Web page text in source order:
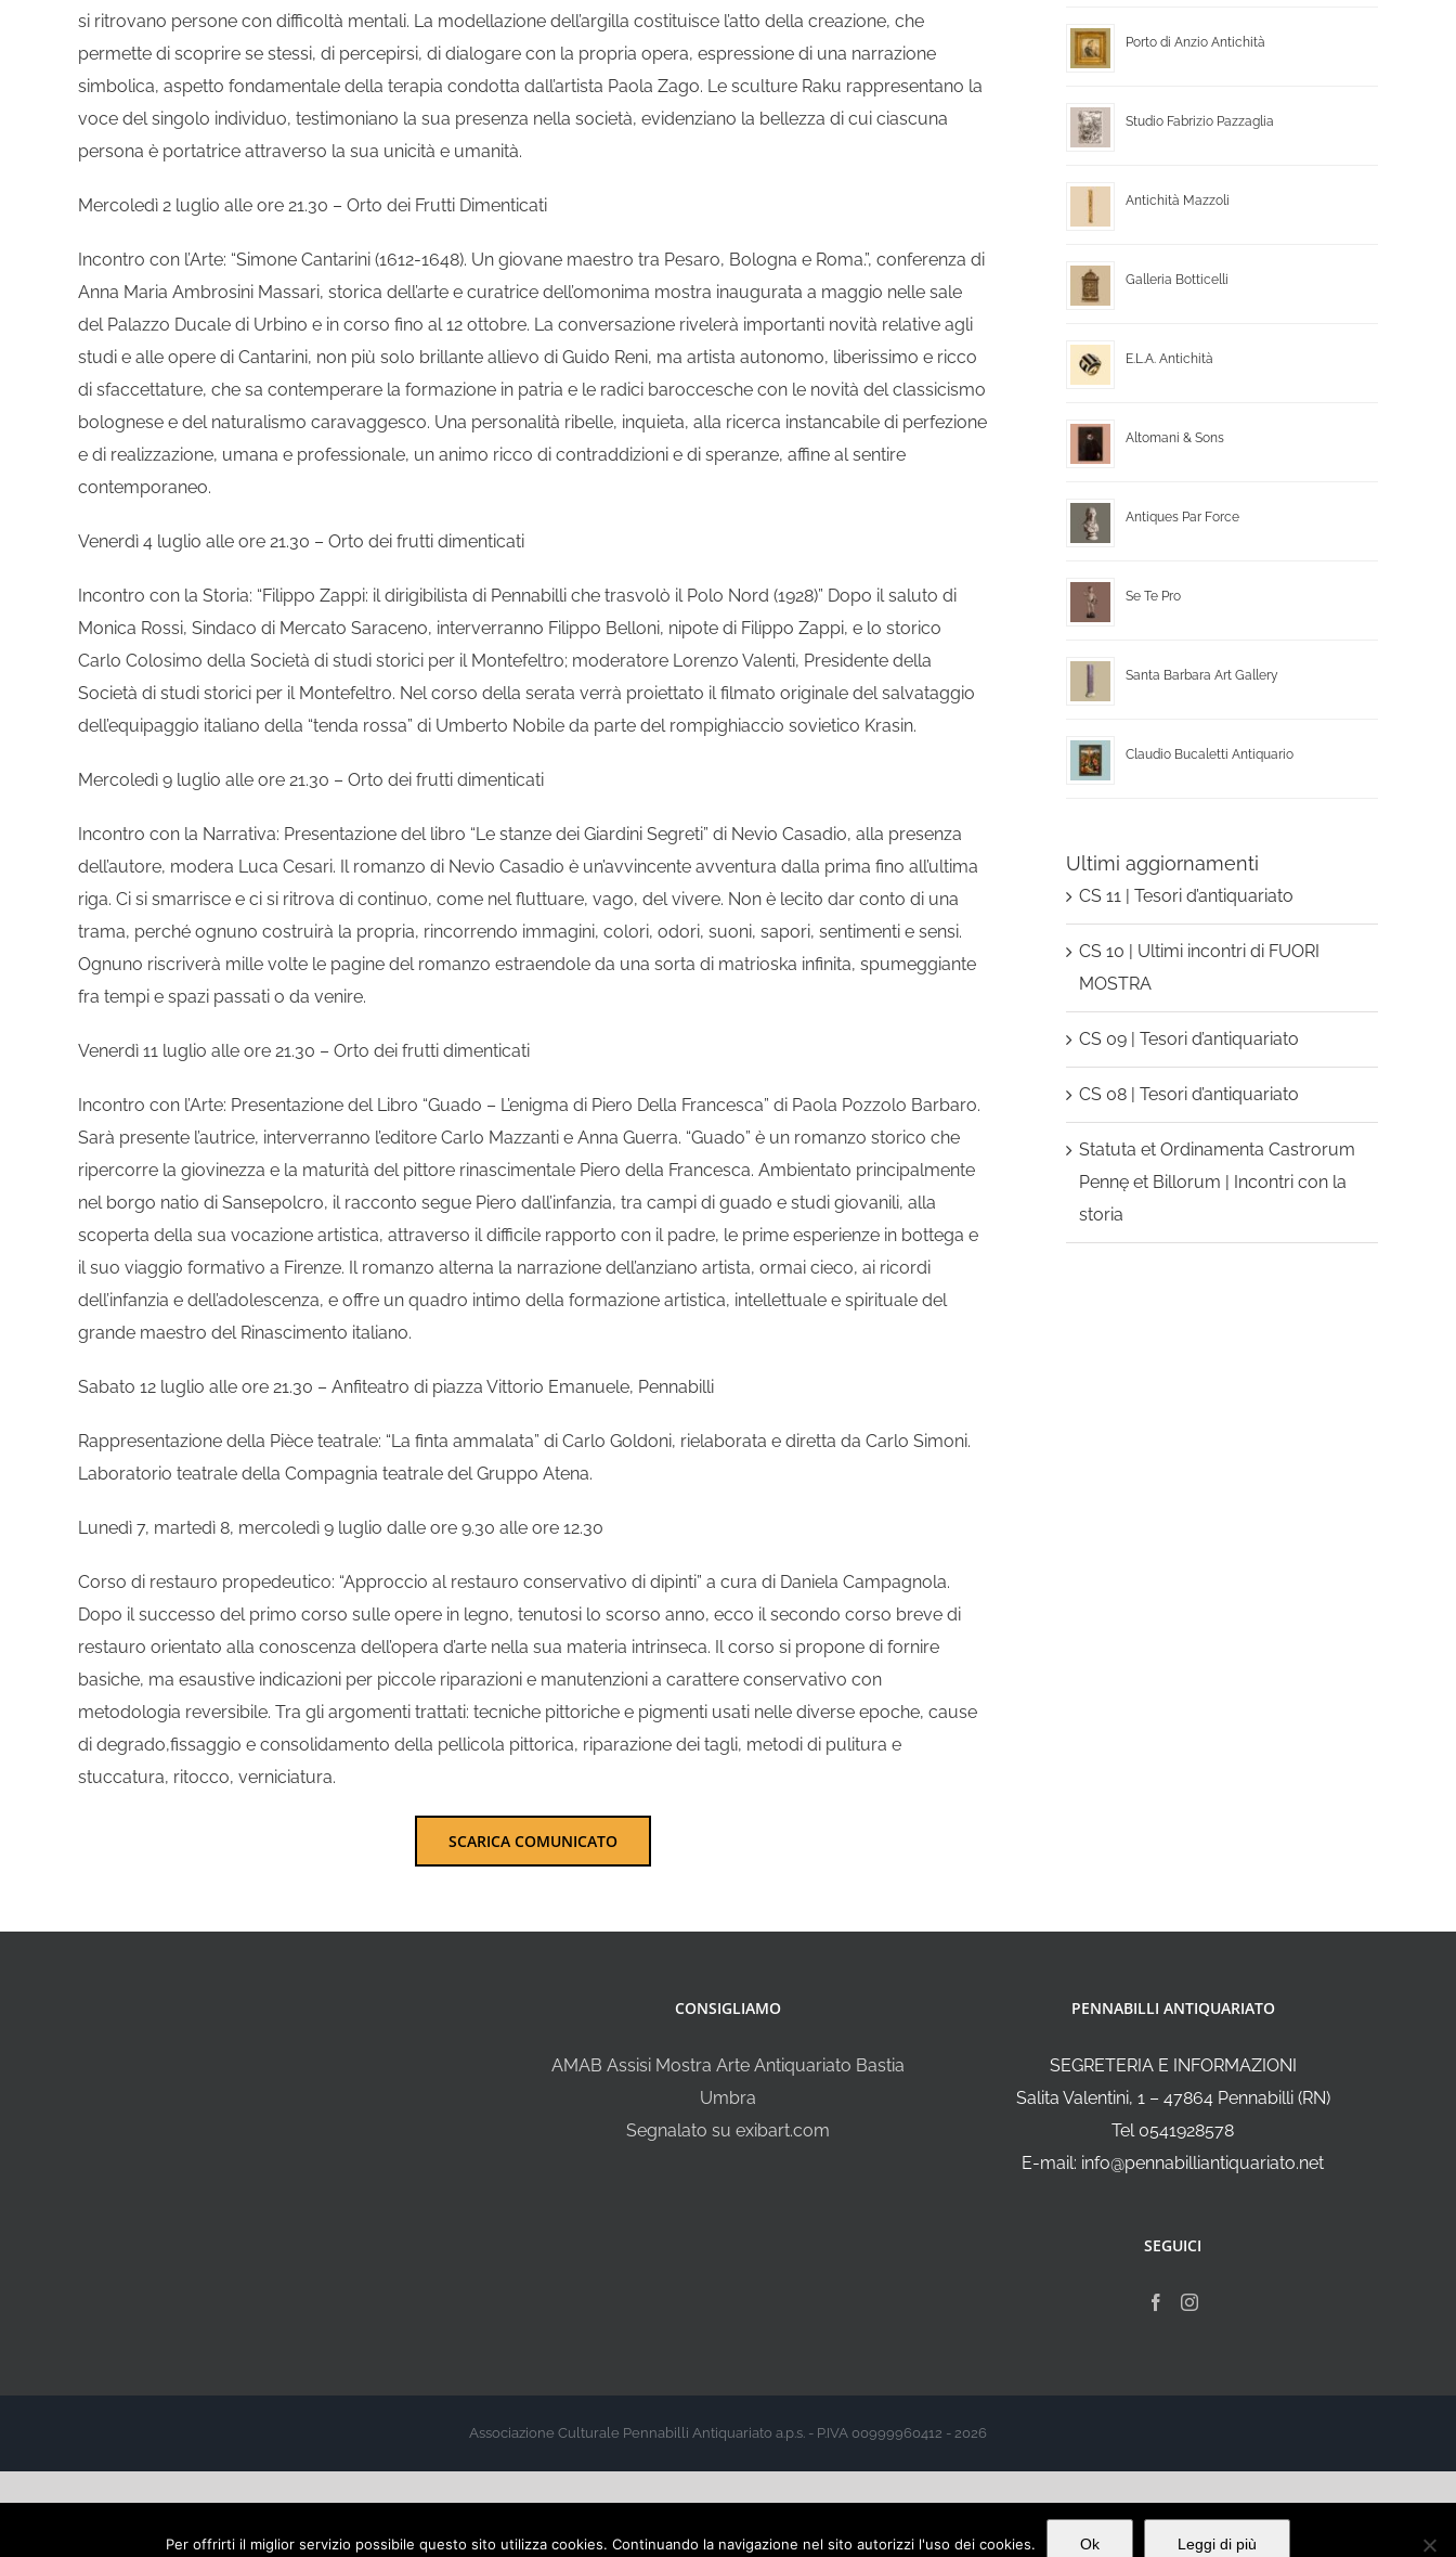
si ritrovano persone con difficoltà mentali. La modellazione dell’argilla costituisce l’atto della creazione, che
permette di scoprire se stessi, di percepirsi, di dialogare con la propria opera, espressione di una narrazione
simbolica, aspetto fondamentale della terapia condotta dall’artista Paola Zago. Le sculture Raku rappresentano la
voce del singolo individuo, testimoniano la sua presenza nella società, evidenziano la bellezza di cui ciascuna
persona è portatrice attraverso la sua unicità e umanità.
Mercoledì 2 luglio alle ore 21.30 – Orto dei Frutti Dimenticati
Incontro con l’Arte: “Simone Cantarini (1612-1648). Un giovane maestro tra Pesaro, Bologna e Roma.”, conferenza di
Anna Maria Ambrosini Massari, storica dell’arte e curatrice dell’omonima mostra inaugurata a maggio nelle sale
del Palazzo Ducale di Urbino e in corso fino al 12 ottobre. La conversazione rivelerà importanti novità relative agli
studi e alle opere di Cantarini, non più solo brillante allievo di Guido Reni, ma artista autonomo, liberissimo e ricco
di sfaccettature, che sa contemperare la formazione in patria e le radici baroccesche con le novità del classicismo
bolognese e del naturalismo caravaggesco. Una personalità ribelle, inquieta, alla ricerca instancabile di perfezione
e di realizzazione, umana e professionale, un animo ricco di contraddizioni e di speranze, affine al sentire
contemporaneo.
Venerdì 4 luglio alle ore 21.30 – Orto dei frutti dimenticati
Incontro con la Storia: “Filippo Zappi: il dirigibilista di Pennabilli che trasvolò il Polo Nord (1928)” Dopo il saluto di
Monica Rossi, Sindaco di Mercato Saraceno, interverranno Filippo Belloni, nipote di Filippo Zappi, e lo storico
Carlo Colosimo della Società di studi storici per il Montefeltro; moderatore Lorenzo Valenti, Presidente della
Società di studi storici per il Montefeltro. Nel corso della serata verrà proiettato il filmato originale del salvataggio
dell’equipaggio italiano della “tenda rossa” di Umberto Nobile da parte del rompighiaccio sovietico Krasin.
Mercoledì 9 luglio alle ore 21.30 – Orto dei frutti dimenticati
Incontro con la Narrativa: Presentazione del libro “Le stanze dei Giardini Segreti” di Nevio Casadio, alla presenza
dell’autore, modera Luca Cesari. Il romanzo di Nevio Casadio è un’avvincente avventura dalla prima fino all’ultima
riga. Ci si smarrisce e ci si ritrova di continuo, come nel fluttuare, vago, del vivere. Non è lecito dar conto di una
trama, perché ognuno costruirà la propria, rincorrendo immagini, colori, odori, suoni, sapori, sentimenti e sensi.
Ognuno riscriverà mille volte le pagine del romanzo estraendole da una sorta di matrioska infinita, spumeggiante
fra tempi e spazi passati o da venire.
Venerdì 11 luglio alle ore 21.30 – Orto dei frutti dimenticati
Incontro con l’Arte: Presentazione del Libro “Guado – L’enigma di Piero Della Francesca” di Paola Pozzolo Barbaro.
Sarà presente l’autrice, interverranno l’editore Carlo Mazzanti e Anna Guerra. “Guado” è un romanzo storico che
ripercorre la giovinezza e la maturità del pittore rinascimentale Piero della Francesca. Ambientato principalmente
nel borgo natio di Sansepolcro, il racconto segue Piero dall’infanzia, tra campi di guado e studi giovanili, alla
scoperta della sua vocazione artistica, attraverso il difficile rapporto con il padre, le prime esperienze in bottega e
il suo viaggio formativo a Firenze. Il romanzo alterna la narrazione dell’anziano artista, ormai cieco, ai ricordi
dell’infanzia e dell’adolescenza, e offre un quadro intimo della formazione artistica, intellettuale e spirituale del
grande maestro del Rinascimento italiano.
Sabato 12 luglio alle ore 21.30 – Anfiteatro di piazza Vittorio Emanuele, Pennabilli
Rappresentazione della Pièce teatrale: “La finta ammalata” di Carlo Goldoni, rielaborata e diretta da Carlo Simoni.
Laboratorio teatrale della Compagnia teatrale del Gruppo Atena.
Lunedì 7, martedì 8, mercoledì 9 luglio dalle ore 9.30 alle ore 12.30
Corso di restauro propedeutico: “Approccio al restauro conservativo di dipinti” a cura di Daniela Campagnola.
Dopo il successo del primo corso sulle opere in legno, tenutosi lo scorso anno, ecco il secondo corso breve di
restauro orientato alla conoscenza dell’opera d’arte nella sua materia intrinseca. Il corso si propone di fornire
basiche, ma esaustive indicazioni per piccole riparazioni e manutenzioni a carattere conservativo con
metodologia reversibile. Tra gli argomenti trattati: tecniche pittoriche e pigmenti usati nelle diverse epoche, cause
di degrado,fissaggio e consolidamento della pellicola pittorica, riparazione dei tagli, metodi di pulitura e
stuccatura, ritocco, verniciatura.
SCARICA COMUNICATO
Porto di Anzio Antichità
Studio Fabrizio Pazzaglia
Antichità Mazzoli
Galleria Botticelli
E.L.A. Antichità
Altomani & Sons
Antiques Par Force
Se Te Pro
Santa Barbara Art Gallery
Claudio Bucaletti Antiquario
Ultimi aggiornamenti
CS 11 | Tesori d’antiquariato
CS 10 | Ultimi incontri di FUORI
MOSTRA
CS 09 | Tesori d’antiquariato
CS 08 | Tesori d’antiquariato
Statuta et Ordinamenta Castrorum
Pennę et Billorum | Incontri con la
storia
CONSIGLIAMO
AMAB Assisi Mostra Arte Antiquariato Bastia
Umbra
Segnalato su exibart.com
PENNABILLI ANTIQUARIATO
SEGRETERIA E INFORMAZIONI
Salita Valentini, 1 – 47864 Pennabilli (RN)
Tel 0541928578
E-mail: info@pennabilliantiquariato.net
SEGUICI
Associazione Culturale Pennabilli Antiquariato a.p.s. - P.IVA 00999960412 - 2026
Per offrirti il miglior servizio possibile questo sito utilizza cookies. Continuando la navigazione nel sito autorizzi l'uso dei cookies. Ok Leggi di più